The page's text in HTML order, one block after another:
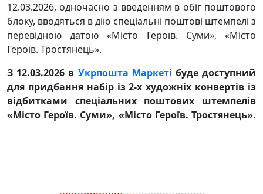
12.03.2026, одночасно з введенням в обіг поштового
блоку, вводяться в дію спеціальні поштові штемпелі з
перевідною датою «Місто Героїв. Суми», «Місто
Героїв. Тростянець».
З 12.03.2026 в Укрпошта Маркеті буде доступний
для придбання набір із 2-х художніх конвертів із
відбитками спеціальних поштових штемпелів
«Місто Героїв. Суми», «Місто Героїв. Тростянець».